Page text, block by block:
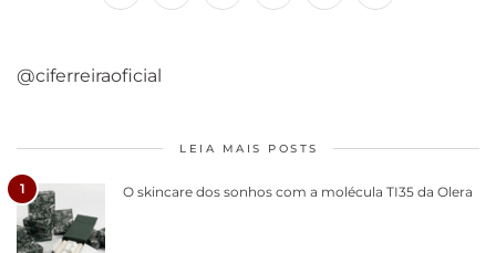
@ciferreiraoficial
LEIA MAIS POSTS
1 O skincare dos sonhos com a molécula TI35 da Olera